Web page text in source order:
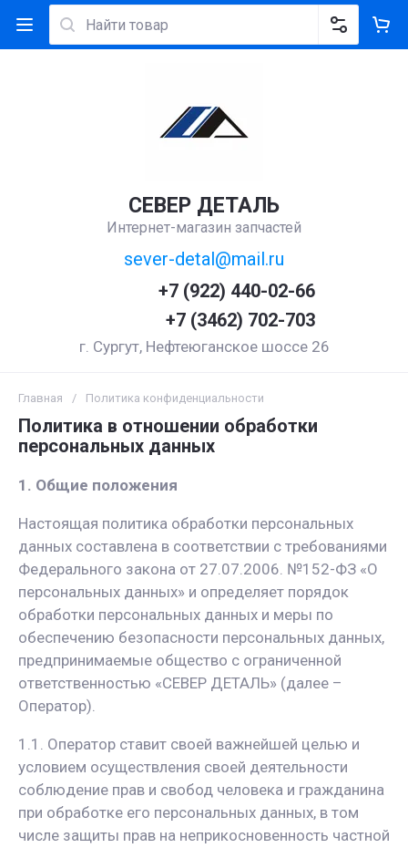
СЕВЕР ДЕТАЛЬ
Интернет-магазин запчастей
sever-detal@mail.ru
+7 (922) 440-02-66
+7 (3462) 702-703
г. Сургут, Нефтеюганское шоссе 26
Главная / Политика конфиденциальности
Политика в отношении обработки
персональных данных
1. Общие положения
Настоящая политика обработки персональных
данных составлена в соответствии с требованиями
Федерального закона от 27.07.2006. №152-ФЗ «О
персональных данных» и определяет порядок
обработки персональных данных и меры по
обеспечению безопасности персональных данных,
предпринимаемые общество с ограниченной
ответственностью «СЕВЕР ДЕТАЛЬ» (далее –
Оператор).
1.1. Оператор ставит своей важнейшей целью и
условием осуществления своей деятельности
соблюдение прав и свобод человека и гражданина
при обработке его персональных данных, в том
числе защиты прав на неприкосновенность частной